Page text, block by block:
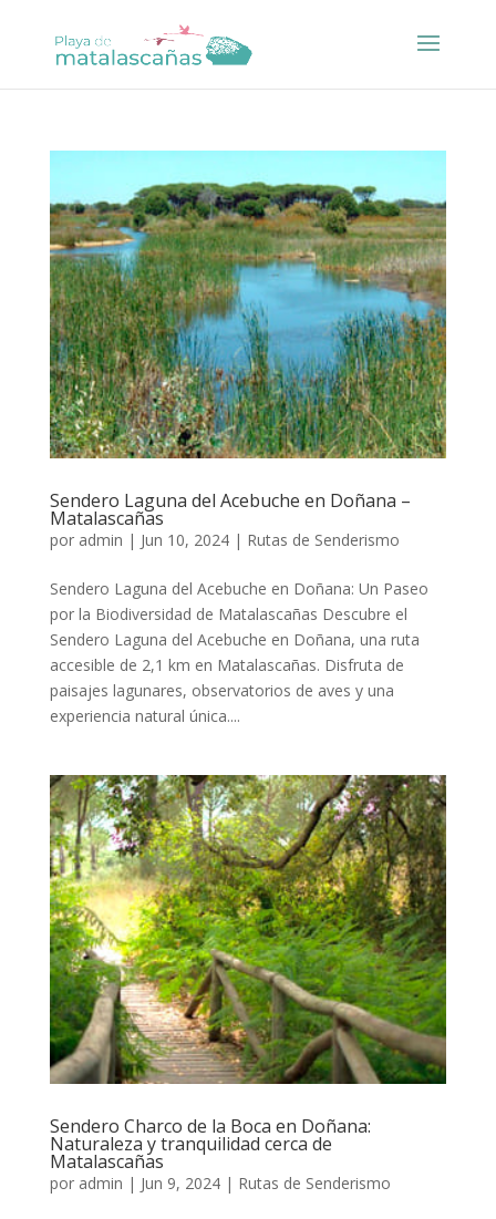
Sendero Laguna del Acebuche en Doñana –
Matalascañas
por admin | Jun 10, 2024| Rutas de Senderismo
Sendero Laguna del Acebuche en Doñana: Un Paseo
por la Biodiversidad de Matalascañas Descubre el
Sendero Laguna del Acebuche en Doñana, una ruta
accesible de 2,1 km en Matalascañas. Disfruta de
paisajes lagunares, observatorios de aves y una
experiencia natural única....
Sendero Charco de la Boca en Doñana:
Naturaleza y tranquilidad cerca de
Matalascañas
por admin | Jun 9, 2024| Rutas de Senderismo